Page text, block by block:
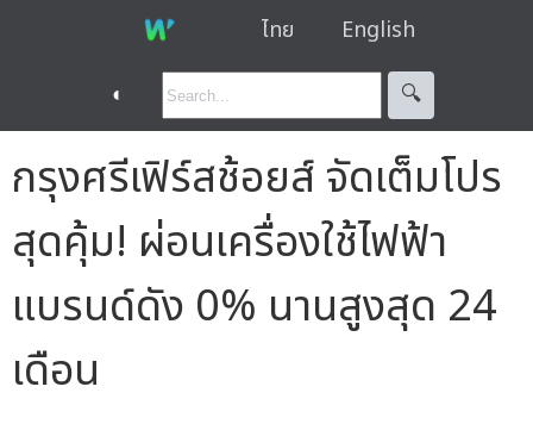
ไทย English
◐ 🔍︎
กรุงศรีเฟิร์สช้อยส์ จัดเต็มโปร
สุดคุ้ม! ผ่อนเครื่องใช้ไฟฟ้า
แบรนด์ดัง 0% นานสูงสุด 24
เดือน